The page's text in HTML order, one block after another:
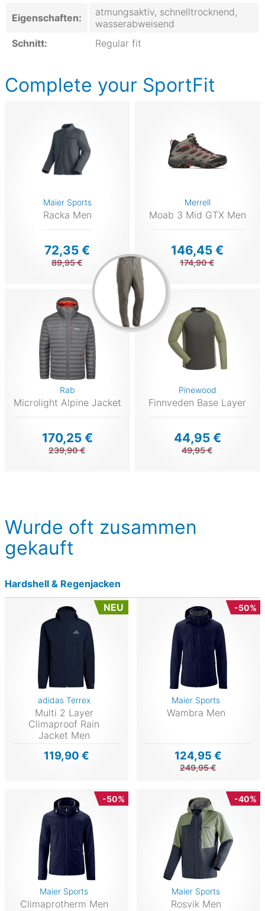
Eigenschaften:
atmungsaktiv, schnelltrocknend,
wasserabweisend
Schnitt:
Regular fit
Complete your SportFit
Maier Sports
Racka Men
72,35 €
89,95 €
Merrell
Moab 3 Mid GTX Men
146,45 €
174,90 €
Rab
Microlight Alpine Jacket
170,25 €
239,90 €
Pinewood
Finnveden Base Layer
44,95 €
49,95 €
Wurde oft zusammen
gekauft
Hardshell & Regenjacken
NEU
adidas Terrex
Multi 2 Layer
Climaproof Rain
Jacket Men
119,90 €
-50%
Maier Sports
Wambra Men
124,95 €
249,95 €
-50%
Maier Sports
Climaprotherm Men
-40%
Maier Sports
Rosvik Men